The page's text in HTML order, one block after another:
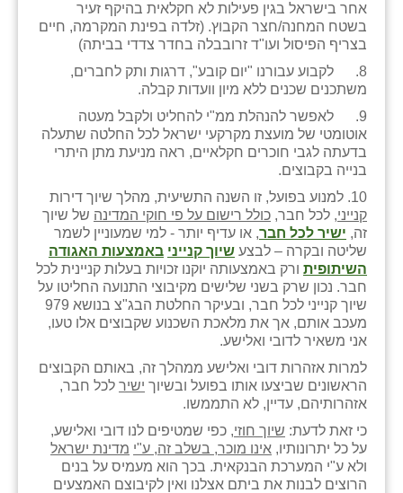
אחר בישראל בגין פעילות לא חקלאית בהיקף זעיר
בשטח המחנה/חצר הקבוץ. (זלדה בפינת המקרמה, חיים
בצריף הפיסול ועו"ד זרובבלה בחדר צדדי בביתה)
8. לקבוע עבורנו "יום קובע", דרגות ותק לחברים,
משתכנים שכנים ללא מיון וועדות קבלה.
9. לאפשר להנהלת ממ"י להחליט ולקבל מעטה
אוטומטי של מועצת מקרקעי ישראל לכל החלטה שתעלה
בדעתה לגבי חוכרים חקלאיים, ראה מניעת מתן היתרי
בנייה בקבוצים.
10. למנוע בפועל, זו השנה התשיעית, מהלך שיוך דירות
קנייני, לכל חבר, כולל רישום על פי חוקי המדינה של שיוך
זה, ישיר לכל חבר, או עדיף יותר - למי שמעוניין לשמר
שליטה ובקרה – לבצע שיוך קנייני באמצעות האגודה
השיתופית ורק באמצעותה יוקנו זכויות בעלות קניינית לכל
חבר. נכון שרק בשני שלישים מקיבוצי התנועה החליטו על
שיוך קנייני לכל חבר, ובעיקר החלטת הבג"צ בנושא 979
מעכב אותם, אך את מלאכת השכנוע שקבוצים אלו טעו,
אני משאיר לדובי ואלישע.
למרות אזהרות דובי ואלישע ממהלך זה, באותם הקבוצים
הראשונים שביצעו אותו בפועל ובשיוך ישיר לכל חבר,
אזהרותיהם, עדיין, לא התממשו.
כי זאת לדעת: שיוך חוזי, כפי שמטיפים לנו דובי ואלישע,
על כל יתרונותיו, אינו מוכר, בשלב זה, ע"י מדינת ישראל
ולא ע"י המערכת הבנקאית. בכך הוא מעמיס על בנים
הרוצים לבנות את ביתם אצלנו ואין לקיבוצם האמצעים